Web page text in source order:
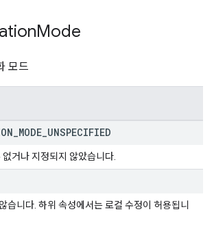
Mode
모드
MODE UNSPECIFIED
거나 지정되지 않았습니다.
습니다. 하위 속성에서는 로컬 수정이 허용됩니